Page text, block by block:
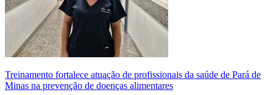
Treinamento fortalece atuação de profissionais da saúde de Pará de
Minas na prevenção de doenças alimentares